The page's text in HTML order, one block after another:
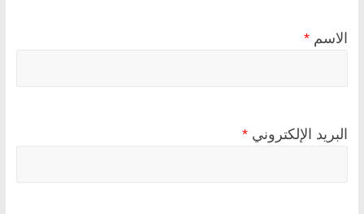
الاسم *
البريد الإلكتروني *